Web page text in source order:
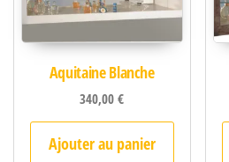
Aquitaine Blanche
340,00€
Ajouter au panier